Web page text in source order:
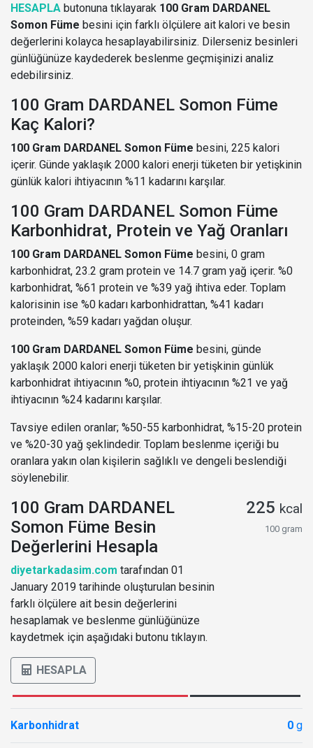
HESAPLA butonuna tıklayarak 100 Gram DARDANEL
Somon Füme besini için farklı ölçülere ait kalori ve besin
değerlerini kolayca hesaplayabilirsiniz. Dilerseniz besinleri
günlüğünüze kaydederek beslenme geçmişinizi analiz
edebilirsiniz.
100 Gram DARDANEL Somon Füme
Kaç Kalori?
100 Gram DARDANEL Somon Füme besini, 225 kalori
içerir. Günde yaklaşık 2000 kalori enerji tüketen bir yetişkinin
günlük kalori ihtiyacının %11 kadarını karşılar.
100 Gram DARDANEL Somon Füme
Karbonhidrat, Protein ve Yağ Oranları
100 Gram DARDANEL Somon Füme besini, 0 gram
karbonhidrat, 23.2 gram protein ve 14.7 gram yağ içerir. %0
karbonhidrat, %61 protein ve %39 yağ ihtiva eder. Toplam
kalorisinin ise %0 kadarı karbonhidrattan, %41 kadarı
proteinden, %59 kadarı yağdan oluşur.
100 Gram DARDANEL Somon Füme besini, günde
yaklaşık 2000 kalori enerji tüketen bir yetişkinin günlük
karbonhidrat ihtiyacının %0, protein ihtiyacının %21 ve yağ
ihtiyacının %24 kadarını karşılar.
Tavsiye edilen oranlar; %50-55 karbonhidrat, %15-20 protein
ve %20-30 yağ şeklindedir. Toplam beslenme içeriği bu
oranlara yakın olan kişilerin sağlıklı ve dengeli beslendiği
söylenebilir.
100 Gram DARDANEL
Somon Füme Besin
Değerlerini Hesapla
diyetarkadasim.com tarafından 01
January 2019 tarihinde oluşturulan besinin
farklı ölçülere ait besin değerlerini
hesaplamak ve beslenme günlüğünüze
kaydetmek için aşağıdaki butonu tıklayın.
HESAPLA
225 kcal
100 gram
Karbonhidrat 0 g